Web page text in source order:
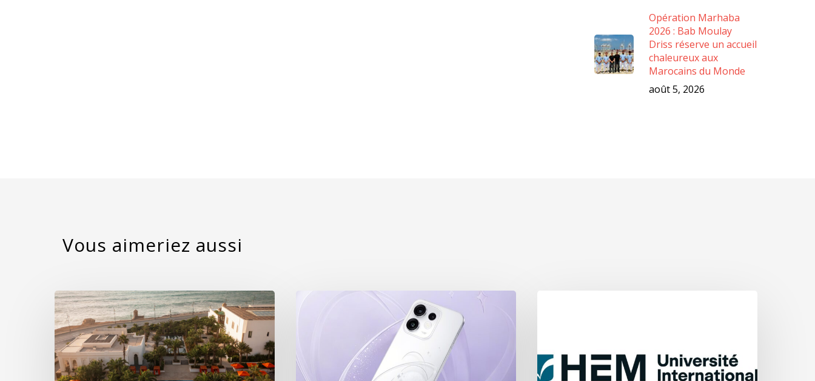
Opération Marhaba
2026 : Bab Moulay
Driss réserve un accueil
chaleureux aux
Marocains du Monde
août 5, 2026